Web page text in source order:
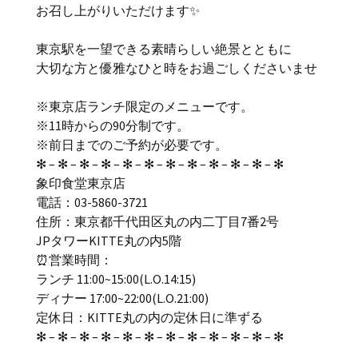
お召し上がりいただけます✨
東京駅を一望できる素晴らしい絶景とともに
大切な方と優雅なひと時をお過ごしくださいませ
※東京店ランチ限定のメニューです。
※11時からの90分制です。
※前日までのご予約が必要です。
✻ – ✻ – ✻ – ✻ – ✻ – ✻ – ✻ – ✻ – ✻ – ✻ – ✻ – ✻
象印食堂東京店
電話：03-5860-3721
住所：東京都千代田区丸の内二丁目7番2号
JPタワーKITTE丸の内5階
⏰営業時間：
ランチ 11:00~15:00(L.O.14:15)
ディナー 17:00~22:00(L.O.21:00)
定休日：KITTE丸の内の定休日に準ずる
✻ – ✻ – ✻ – ✻ – ✻ – ✻ – ✻ – ✻ – ✻ – ✻ – ✻ – ✻